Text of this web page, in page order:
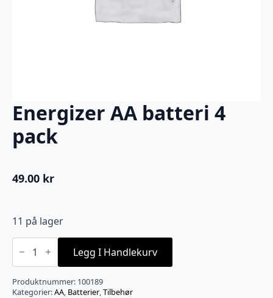
Energizer AA batteri 4
pack
49.00 kr
11 på lager
Energizer
AA
4
pack
antall
Legg I Handlekurv
Produktnummer: 100189
Kategorier:AA, Batterier,Tilbehør